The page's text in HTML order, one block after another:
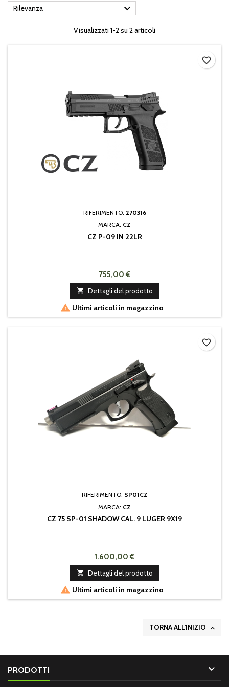
Rilevanza 
Visualizzati 1-2 su 2 articoli
RIFERIMENTO: 270316
MARCA: CZ
CZ P-09 IN 22LR
755,00 €
 Dettagli del prodotto
 Ultimi articoli in magazzino
favorite_border
RIFERIMENTO: SP01CZ
MARCA: CZ
CZ 75 SP-01 SHADOW CAL. 9 LUGER 9X19
1.600,00 €
 Dettagli del prodotto
 Ultimi articoli in magazzino
favorite_border
TORNA ALL'INIZIO 
PRODOTTI 